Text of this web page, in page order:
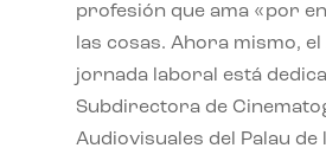
profesión que ama «por
las cosas. Ahora mismo, el
jornada laboral está
Subdirectora de
Audiovisuales del Palau de